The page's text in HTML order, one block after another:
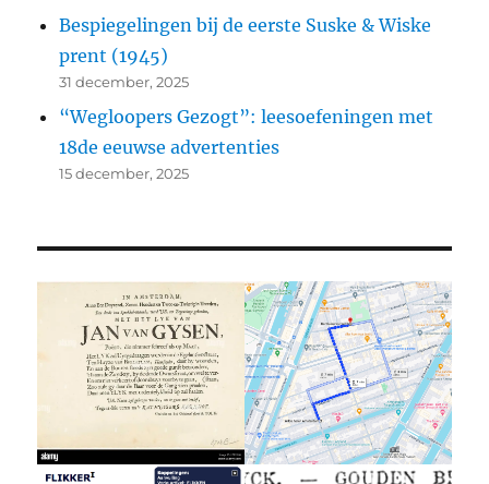
Bespiegelingen bij de eerste Suske & Wiske
prent (1945)
31 december, 2025
“Wegloopers Gezogt”: leesoefeningen met
18de eeuwse advertenties
15 december, 2025